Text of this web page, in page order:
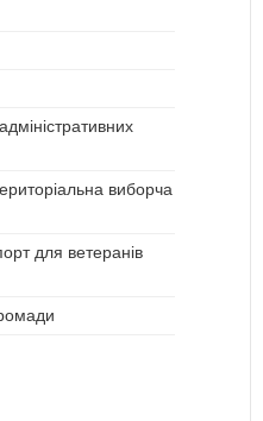
виборча
для ветеранів